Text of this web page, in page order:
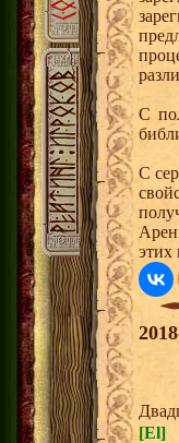
С
С
этих
[El]